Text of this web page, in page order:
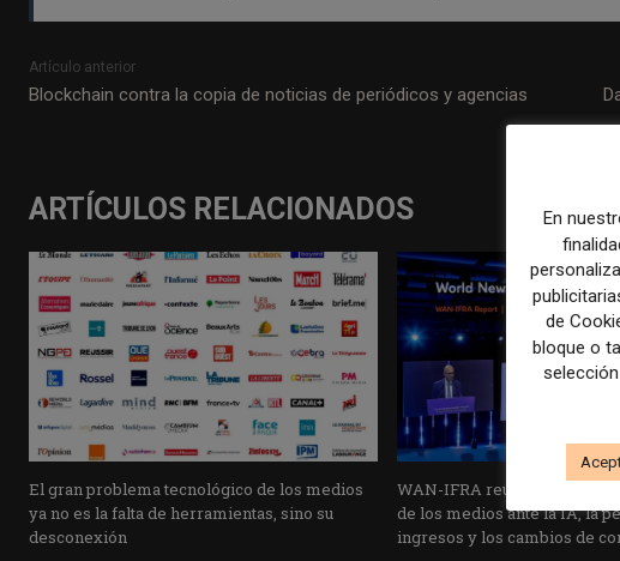
Artículo anterior
Blockchain contra la copia de noticias de periódicos y agencias
ARTÍCULOS RELACIONADOS
El gran problema tecnológico de los medios
ya no es la falta de herramientas, sino su
desconexión
WAN-IFRA reúne las
de los medios ante la IA, la
ingresos y los cambios de
En
de
bloque o